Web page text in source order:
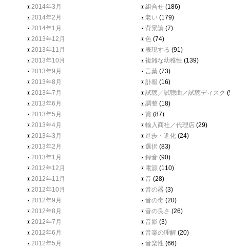
2014年3月
2014年2月
2014年1月
2013年12月
2013年11月
2013年10月
2013年9月
2013年8月
2013年7月
2013年6月
2013年5月
2013年4月
2013年3月
2013年2月
2013年1月
2012年12月
2012年11月
2012年10月
2012年9月
2012年8月
2012年7月
2012年6月
2012年5月
組合せ (186)
老い (179)
背景論 (7)
色 (74)
表現する (91)
複雑な幼稚性 (139)
言葉 (73)
訃報 (16)
試聴／試聴曲／試聴ディスク
調整 (18)
賞 (87)
輸入商社／代理店 (29)
進歩・進化 (24)
選択 (83)
録音 (90)
電源 (110)
音 (28)
音の器 (3)
音の毒 (20)
音の良さ (26)
音影 (3)
音楽の理解 (20)
音楽性 (66)